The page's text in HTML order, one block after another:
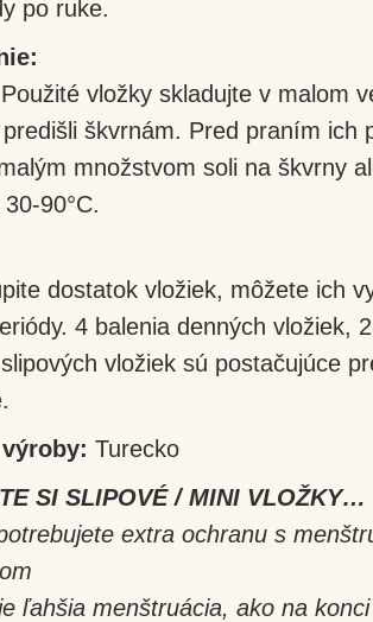
po ruke.
vložky skladujte v malom
škvrnám. Pred praním ich
množstvom soli na škvrny
90°C.
dostatok vložiek, môžete ich
4 balenia denných vložiek,
vložiek sú postačujúce
Turecko
SI SLIPOVÉ / MINI VLOŽKY…
extra ochranu s
ľahšia menštruácia, ako na